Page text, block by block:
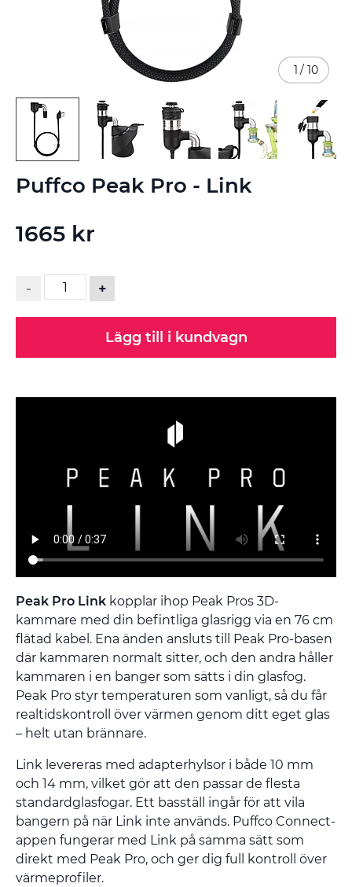
Puffco Peak Pro - Link
1665 kr
- +
Lägg till i kundvagn
Peak Pro Link kopplar ihop Peak Pros 3D-
kammare med din befintliga glasrigg via en 76 cm
flätad kabel. Ena änden ansluts till Peak Pro-basen
där kammaren normalt sitter, och den andra håller
kammaren i en banger som sätts i din glasfog.
Peak Pro styr temperaturen som vanligt, så du får
realtidskontroll över värmen genom ditt eget glas
– helt utan brännare.
Link levereras med adapterhylsor i både 10 mm
och 14 mm, vilket gör att den passar de flesta
standardglasfogar. Ett basställ ingår för att vila
bangern på när Link inte används. Puffco Connect-
appen fungerar med Link på samma sätt som
direkt med Peak Pro, och ger dig full kontroll över
värmeprofiler.
1 / 10
till
bildgalleriet